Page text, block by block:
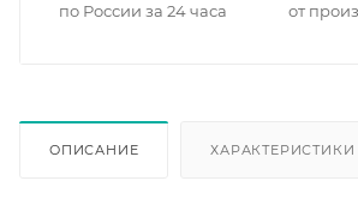
по России за 24 часа
от
ОПИСАНИЕ ХАРАКТЕРИСТИКИ